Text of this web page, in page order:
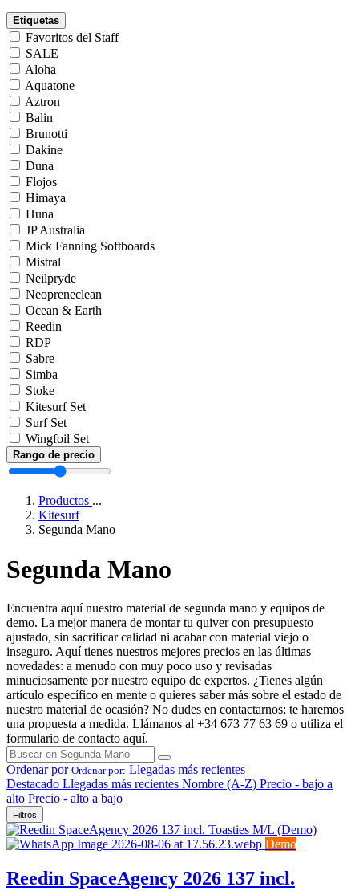
Etiquetas
Favoritos del Staff
SALE
Aloha
Aquatone
Aztron
Balin
Brunotti
Dakine
Duna
Flojos
Himaya
Huna
JP Australia
Mick Fanning Softboards
Mistral
Neilpryde
Neopreneclean
Ocean & Earth
Reedin
RDP
Sabre
Simba
Stoke
Kitesurf Set
Surf Set
Wingfoil Set
Rango de precio
Productos ...
Kitesurf
Segunda Mano
Segunda Mano
Encuentra aquí nuestro material de segunda mano y equipos de
demo. La mejor manera de montar tu quiver con presupuesto
ajustado, sin sacrificar calidad ni acabar con material viejo o
inseguro. Aquí tienes nuestros mejores precios en las últimas
novedades: a menudo con muy poco uso y revisadas
minuciosamente por nuestro equipo de expertos. ¿Tienes algún
artículo específico en mente o quieres saber más sobre el estado de
nuestro material de ocasión? No dudes en contactarnos; te haremos
una propuesta a medida. Llámanos al +34 673 77 63 69 o utiliza el
formulario de contacto aquí.
Ordenar por Ordenar por: Llegadas más recientes
Destacado Llegadas más recientes Nombre (A-Z) Precio - bajo a
alto Precio - alto a bajo
Filtros
Demo
Reedin SpaceAgency 2026 137 incl.